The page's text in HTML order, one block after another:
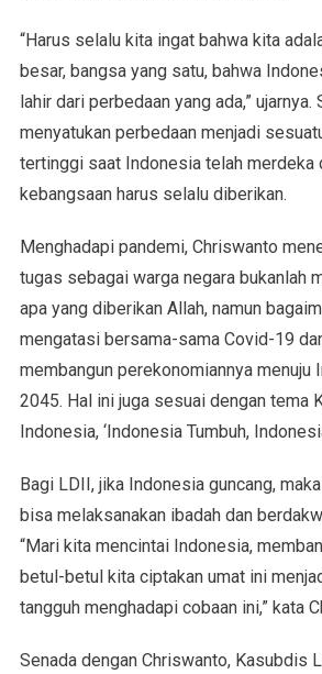
“Harus selalu kita ingat bahwa kita
besar, bangsa yang satu, bahwa
lahir dari perbedaan yang ada,” ujarnya.
menyatukan perbedaan menjadi
tertinggi saat Indonesia telah merdeka
kebangsaan harus selalu diberikan.
Menghadapi pandemi, Chriswanto
tugas sebagai warga negara bukanlah
apa yang diberikan Allah, namun
mengatasi bersama-sama Covid-19
membangun perekonomiannya menuju
2045. Hal ini juga sesuai dengan tema
Indonesia, ‘Indonesia Tumbuh,
Bagi LDII, jika Indonesia guncang,
bisa melaksanakan ibadah dan
“Mari kita mencintai Indonesia,
betul-betul kita ciptakan umat ini
tangguh menghadapi cobaan ini,” kata
Senada dengan Chriswanto, Kasubdis